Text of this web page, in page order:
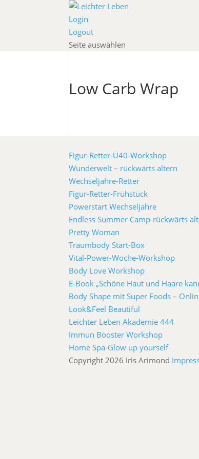
Login
Logout
Seite auswählen
Low Carb Wrap
Figur-Retter-Ü40-Workshop
Wunderwelt – rückwärts altern
Wechseljahre-Retter
Figur-Retter-Frühstück
Powerstart Wechseljahre
Endless Summer Camp-rückwärts
Pretty Woman
Traumbody Start-Box
Vital-Power-Woche-Workshop
Body Love Workshop
E-Book „Schöne Haut und Haare
Body Shape mit Super Foods –
Look&Feel Beautiful
Leichter Leben Akademie 444
Immun Booster Workshop
Home Spa-Glow up yourself
Copyright 2026 Iris Arimond